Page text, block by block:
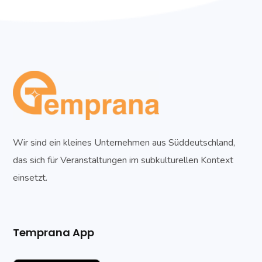
Wir sind ein kleines Unternehmen aus Süddeutschland,
das sich für Veranstaltungen im subkulturellen Kontext
einsetzt.
Temprana App